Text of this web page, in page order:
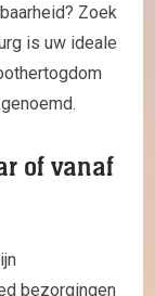
Zoek
is uw ideale
of vanaf
bezorgingen